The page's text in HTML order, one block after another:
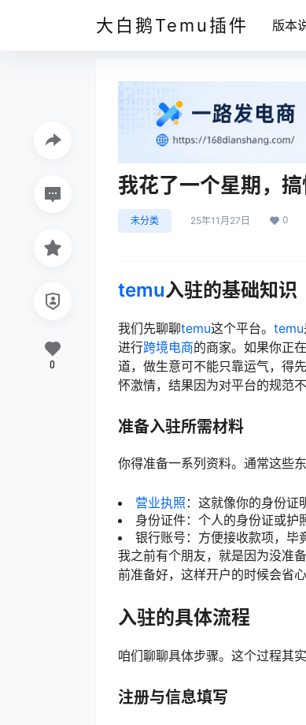
大白鹅Temu插件 版本
我花了一个星期，
未分类 25年11月27日 0
temu入驻的基础知识
我们先聊聊temu这个平台。 temu
进行跨境电商的商家。如果你正
道，做生意可不能只靠运气，得
怀激情，结果因为对平台的规范
准备入驻所需材料
你得准备一系列资料。通常这些东
营业执照 ：这就像你的身份证
身份证件：个人的身份证或护
银行账号：方便接收款项，毕
我之前有个朋友，就是因为没准
前准备好，这样开户的时候会省心
入驻的具体流程
咱们聊聊具体步骤。这个过程其
注册与信息填写
0